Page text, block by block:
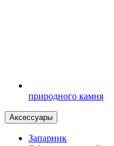
природного камня
Аксессуары
Запарник